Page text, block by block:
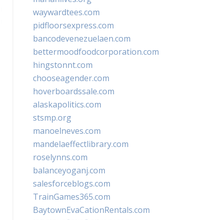
waywardtees.com
pidfloorsexpress.com
bancodevenezuelaen.com
bettermoodfoodcorporation.com
hingstonnt.com
chooseagender.com
hoverboardssale.com
alaskapolitics.com
stsmp.org
manoelneves.com
mandelaeffectlibrary.com
roselynns.com
balanceyoganj.com
salesforceblogs.com
TrainGames365.com
BaytownEvaCationRentals.com